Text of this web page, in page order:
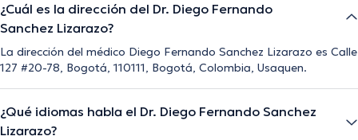
¿Cuál es la dirección del Dr. Diego Fernando
Sanchez Lizarazo?
La dirección del médico Diego Fernando Sanchez Lizarazo es Calle
127 #20-78, Bogotá, 110111, Bogotá, Colombia, Usaquen.
¿Qué idiomas habla el Dr. Diego Fernando Sanchez
Lizarazo?